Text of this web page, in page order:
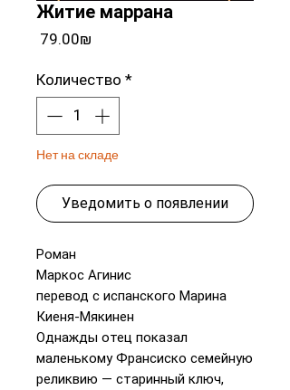
Житие маррана
‏79.00 ‏₪
Количество *
Нет на складе
Уведомить о появлении
Роман
Маркос Агинис
перевод с испанского Марина
Киеня-Мякинен
Однажды отец показал
маленькому Франсиско семейную
реликвию — старинный ключ,